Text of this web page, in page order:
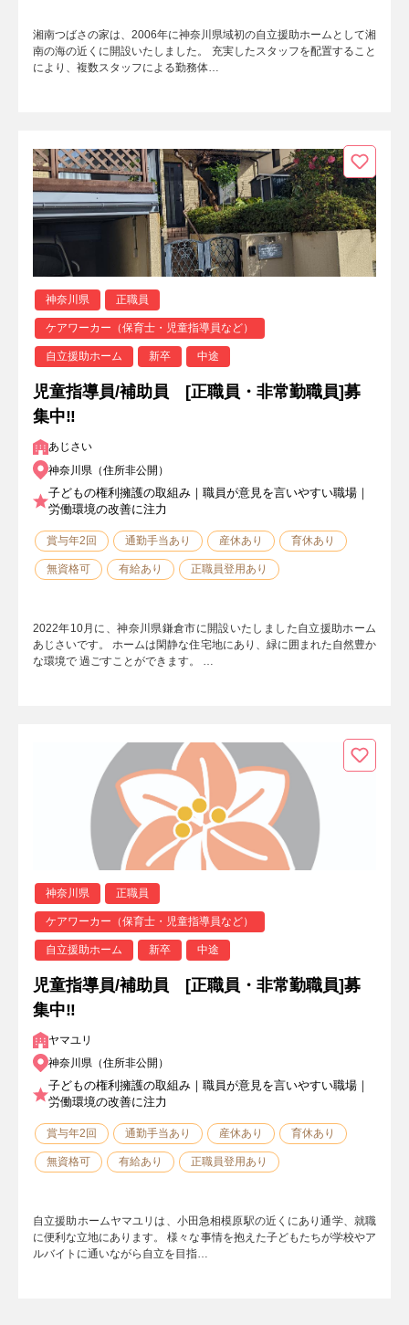
湘南つばさの家は、2006年に神奈川県域初の自立援助ホームとして湘
南の海の近くに開設いたしました。 充実したスタッフを配置すること
により、複数スタッフによる勤務体…
神奈川県 正職員
ケアワーカー（保育士・児童指導員など）
自立援助ホーム 新卒 中途
児童指導員/補助員 [正職員・非常勤職員]募
集中‼
あじさい
神奈川県（住所非公開）
子どもの権利擁護の取組み｜職員が意見を言いやすい職場｜
労働環境の改善に注力
賞与年2回 通勤手当あり 産休あり 育休あり
無資格可 有給あり 正職員登用あり
2022年10月に、神奈川県鎌倉市に開設いたしました自立援助ホーム
あじさいです。 ホームは閑静な住宅地にあり、緑に囲まれた自然豊か
な環境で 過ごすことができます。 …
神奈川県 正職員
ケアワーカー（保育士・児童指導員など）
自立援助ホーム 新卒 中途
児童指導員/補助員 [正職員・非常勤職員]募
集中‼
ヤマユリ
神奈川県（住所非公開）
子どもの権利擁護の取組み｜職員が意見を言いやすい職場｜
労働環境の改善に注力
賞与年2回 通勤手当あり 産休あり 育休あり
無資格可 有給あり 正職員登用あり
自立援助ホームヤマユリは、小田急相模原駅の近くにあり通学、就職
に便利な立地にあります。 様々な事情を抱えた子どもたちが学校やア
ルバイトに通いながら自立を目指…